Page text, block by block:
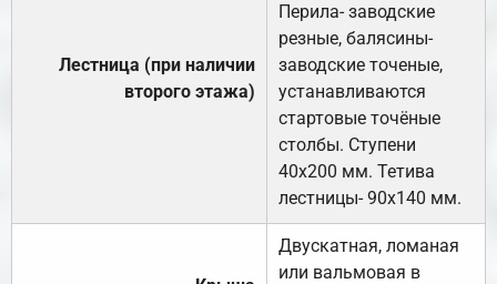
Лестница (при наличии
второго этажа)
Перила- заводские
резные, балясины-
заводские точеные,
устанавливаются
стартовые точёные
столбы. Ступени
40х200 мм. Тетива
лестницы- 90х140 мм.
Двускатная, ломаная
или вальмовая в